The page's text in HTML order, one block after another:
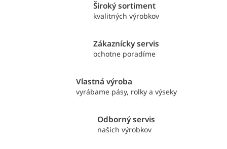
Široký sortiment
kvalitných výrobkov
Zákaznícky servis
ochotne poradíme
Vlastná výroba
vyrábame pásy, rolky a výseky
Odborný servis
našich výrobkov